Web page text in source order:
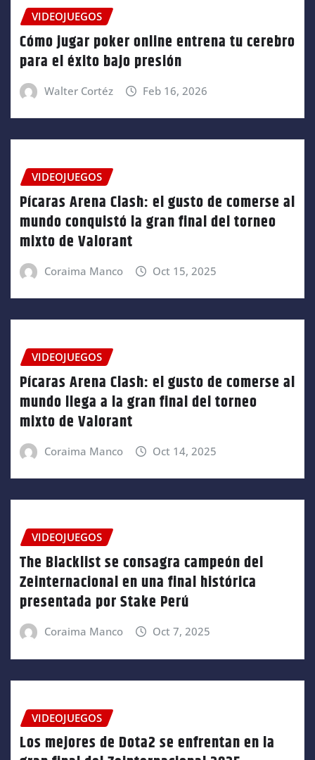
VIDEOJUEGOS
Cómo jugar poker online entrena tu cerebro
para el éxito bajo presión
Walter Cortéz Feb 16, 2026
VIDEOJUEGOS
Pícaras Arena Clash: el gusto de comerse al
mundo conquistó la gran final del torneo
mixto de Valorant
Coraima Manco Oct 15, 2025
VIDEOJUEGOS
Pícaras Arena Clash: el gusto de comerse al
mundo llega a la gran final del torneo
mixto de Valorant
Coraima Manco Oct 14, 2025
VIDEOJUEGOS
The Blacklist se consagra campeón del
Zeinternacional en una final histórica
presentada por Stake Perú
Coraima Manco Oct 7, 2025
VIDEOJUEGOS
Los mejores de Dota2 se enfrentan en la